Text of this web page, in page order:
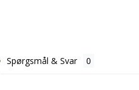
Spørgsmål & Svar